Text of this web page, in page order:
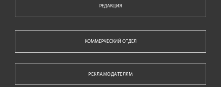
РЕДАКЦИЯ
КОММЕРЧЕСКИЙ ОТДЕЛ
РЕКЛАМОДАТЕЛЯМ